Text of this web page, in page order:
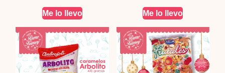
Me lo llevo Me lo llevo